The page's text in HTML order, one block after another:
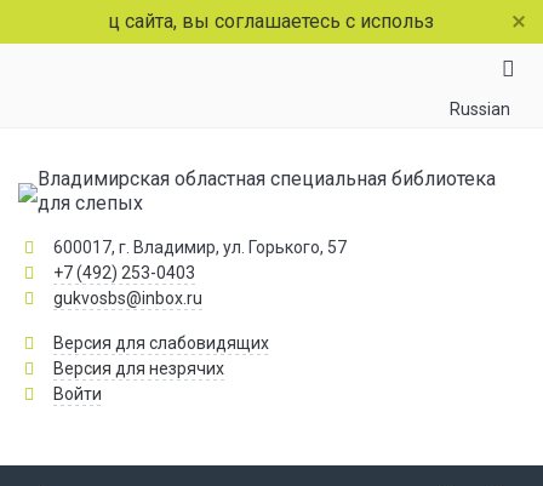
сайта, вы соглашаетесь с использованием файлов
Russian
Владимирская областная специальная библиотека
для слепых
600017, г. Владимир, ул. Горького, 57
+7 (492) 253-0403
gukvosbs@inbox.ru
Версия для слабовидящих
Версия для незрячих
Войти